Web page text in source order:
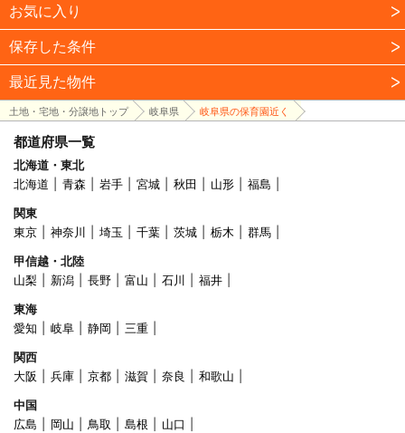
お気に入り
保存した条件
最近見た物件
土地・宅地・分譲地トップ 岐阜県 岐阜県の保育園近く
都道府県一覧
北海道・東北
北海道
青森 岩手 宮城 秋田 山形
福島
関東
東京
神奈川 埼玉 千葉 茨城 栃木
群馬
甲信越・北陸
山梨
新潟 長野 富山 石川
福井
東海
愛知
岐阜 静岡
三重
関西
大阪
兵庫 京都 滋賀 奈良
和歌山
中国
広島
岡山 鳥取 島根
山口